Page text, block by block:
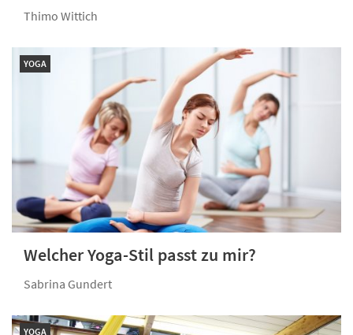
Thimo Wittich
YOGA
Welcher Yoga-Stil passt zu mir?
Sabrina Gundert
YOGA